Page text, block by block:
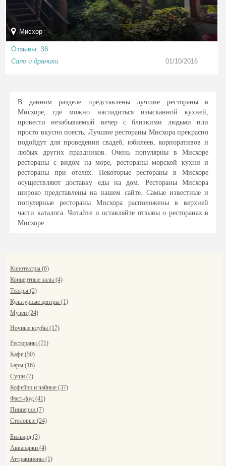
Мисхор
Отзывы: 36
Сало и драники. 01/10/2016
В данном разделе представлены лучшие рестораны в
Мисхоре, где можно насладиться изысканной кухней,
провести незабываемый вечер с близкими людьми или
просто вкусно поесть. Лучшие рестораны Мисхора прекрасно
подойдут для проведения свадеб, юбилеев, корпоративов и
любых других праздников. Очень популярны в Мисхоре
рестораны с видом на море, рестораны морской кухни и
рестораны при отелях. Некоторые рестораны в Мисхоре
осуществляют доставку еды на дом. Рестораны Мисхора
широко представлены на нашем сайте. Самые известные и
популярные рестораны Мисхора расположены в верхней
части каталога. Читайте и оставляйте отзывы о ресторанах в
Мисхоре.
Кинотеатры (6)
Концертные залы (4)
Театры (2)
Культурные центры (1)
Музеи (24)
Ночные клубы (17)
Рестораны (71)
Кафе (50)
Бары (16)
Суши (7)
Кофейни и чайные (37)
Фаст-фуд (41)
Пиццерии (7)
Столовые (24)
Бильярд (3)
Аквапарки (4)
Аттракционы (1)